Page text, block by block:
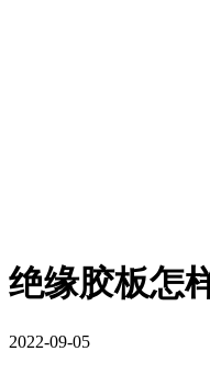
绝缘胶板怎
2022-09-05